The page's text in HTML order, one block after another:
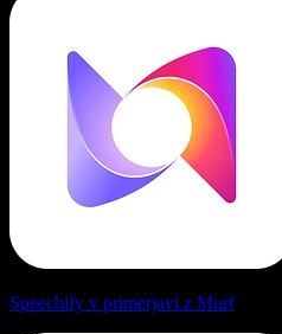
Speechify v primerjavi z Murf